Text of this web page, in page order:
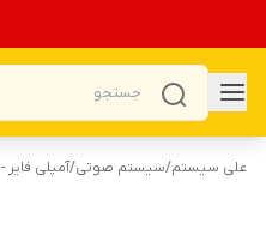
علی سیستم/سیستم صوتی/آمپلی فایر - amplifir